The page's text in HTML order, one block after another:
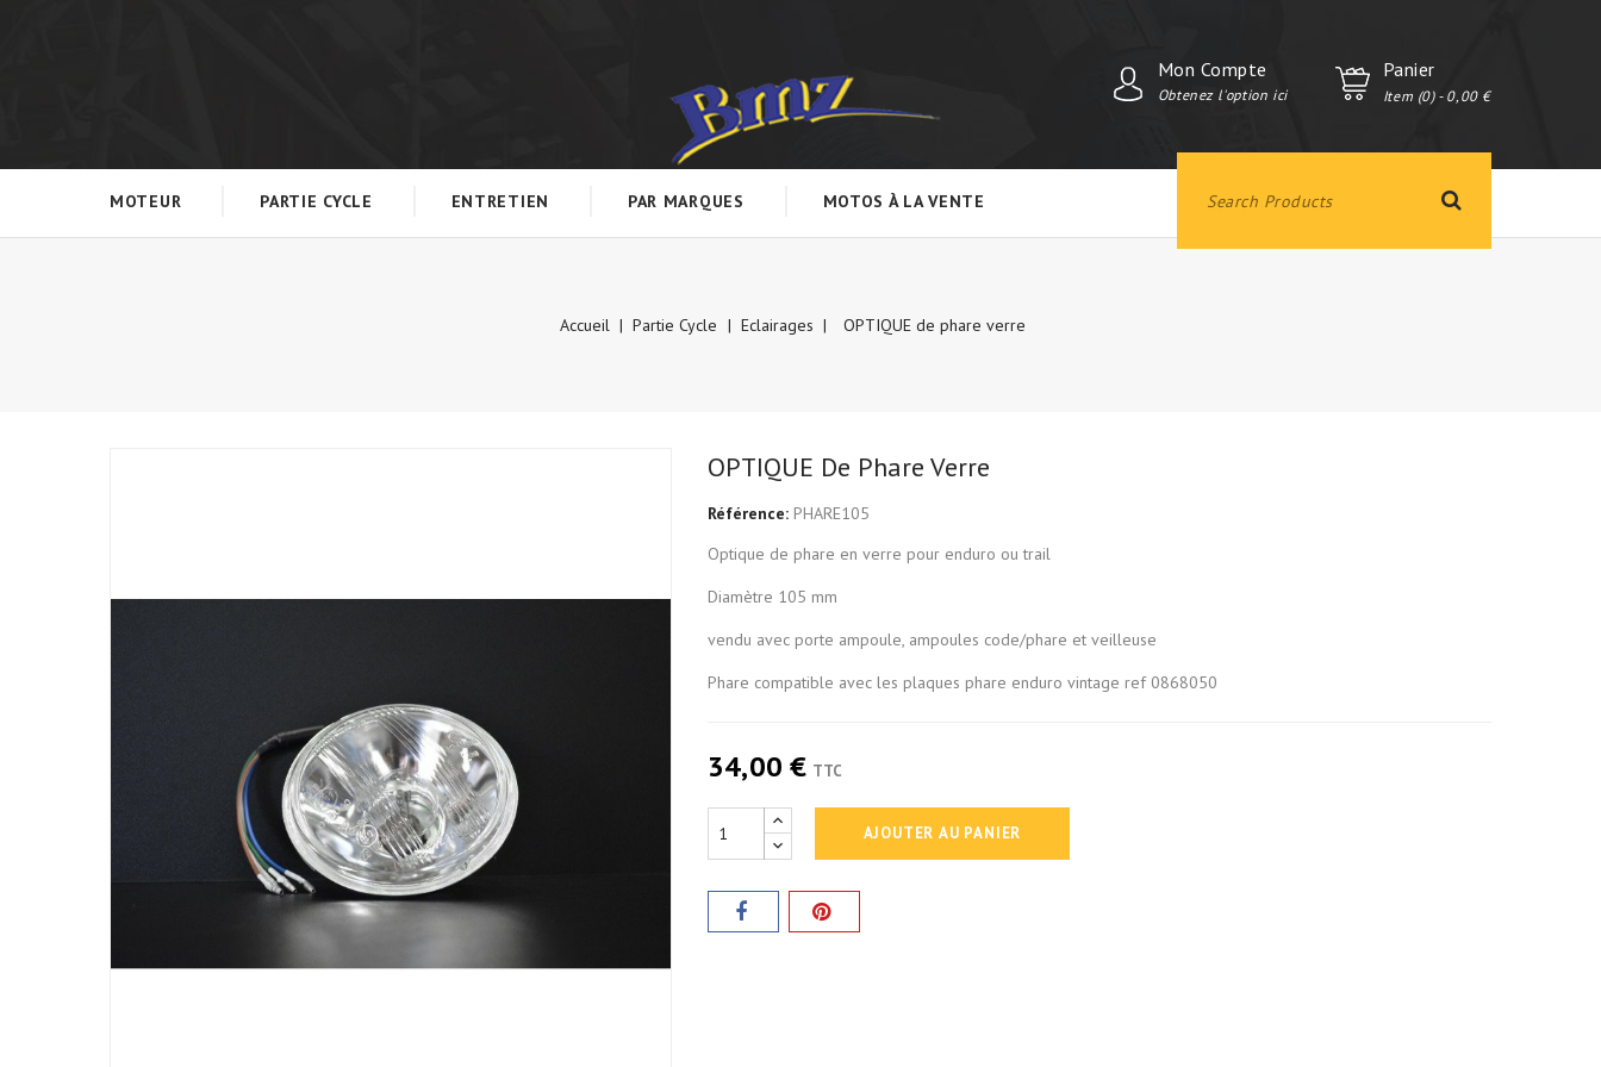
Panier
Item (0) - 0,00 €
Mon Compte
Obtenez l'option ici
MOTEUR PARTIE CYCLE ENTRETIEN PAR MARQUES MOTOS À LA VENTE
Accueil Partie Cycle Eclairages OPTIQUE de phare verre
OPTIQUE De Phare Verre
Référence: PHARE105
Optique de phare en verre pour enduro ou trail
Diamètre 105 mm
vendu avec porte ampoule, ampoules code/phare et veilleuse
Phare compatible avec les plaques phare enduro vintage ref 0868050
34,00 € TTC
AJOUTER AU PANIER